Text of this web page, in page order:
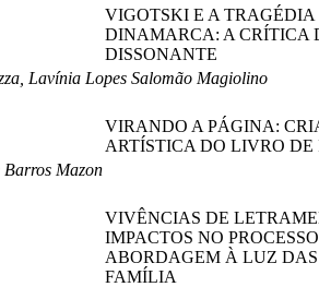
VIGOTSKI E A
DINAMARCA: A CRÍTICA
DISSONANTE
Lavínia Lopes Salomão Magiolino
VIRANDO A PÁGINA:
ARTÍSTICA DO LIVRO
Mazon
VIVÊNCIAS DE
IMPACTOS NO
ABORDAGEM À LUZ
FAMÍLIA